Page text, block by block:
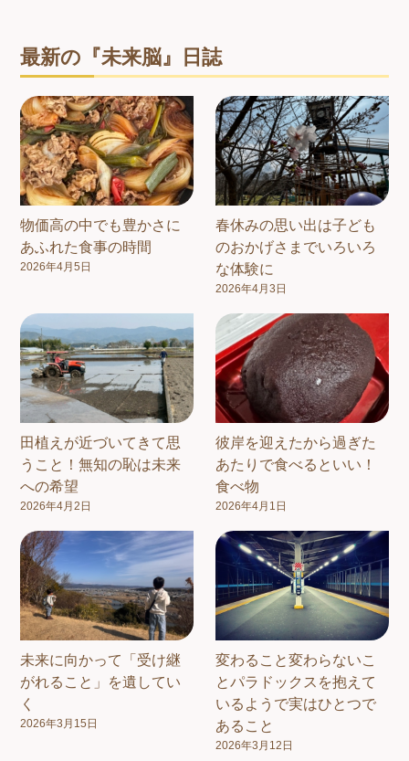
最新の『未来脳』日誌
物価高の中でも豊かさに
あふれた食事の時間
2026年4月5日
春休みの思い出は子ども
のおかげさまでいろいろ
な体験に
2026年4月3日
田植えが近づいてきて思
うこと！無知の恥は未来
への希望
2026年4月2日
彼岸を迎えたから過ぎた
あたりで食べるといい！
食べ物
2026年4月1日
未来に向かって「受け継
がれること」を遺してい
く
2026年3月15日
変わること変わらないこ
とパラドックスを抱えて
いるようで実はひとつで
あること
2026年3月12日